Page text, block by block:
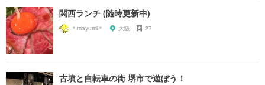
関西ランチ (随時更新中)
＊mayumi＊ 大阪 27
古墳と自転車の街 堺市で遊ぼう！